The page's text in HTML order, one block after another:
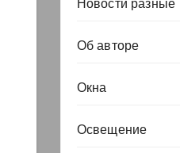
Новости разные
Об авторе
Окна
Освещение